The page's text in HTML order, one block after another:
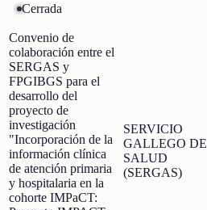
Cerrada
Convenio de
colaboración entre el
SERGAS y
FPGIBGS para el
desarrollo del
proyecto de
investigación
"Incorporación de la
información clínica
de atención primaria
y hospitalaria en la
cohorte IMPaCT:
SERVICIO
GALLEGO DE
SALUD
(SERGAS)